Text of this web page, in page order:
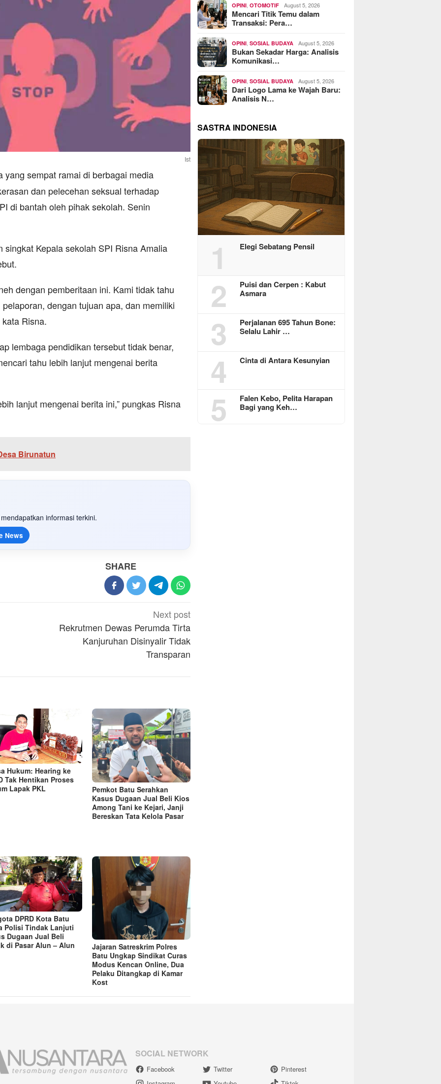
Ist
yang sempat ramai di berbagai media
dan pelecehan seksual terhadap
di bantah oleh pihak sekolah. Senin
Kepala sekolah SPI Risna Amalia
dengan pemberitaan ini. Kami tidak tahu
dengan tujuan apa, dan memiliki
Risna.
lembaga pendidikan tersebut tidak benar,
tahu lebih lanjut mengenai berita
lanjut mengenai berita ini,” pungkas Risna
Birunatun
informasi terkini.
News
SHARE
Next post
Rekrutmen Dewas Perumda Tirta
Kanjuruhan Disinyalir Tidak
Transparan
Hukum: Hearing ke
Tak Hentikan Proses
Lapak PKL
Pemkot Batu Serahkan
Kasus Dugaan Jual Beli Kios
Among Tani ke Kejari, Janji
Bereskan Tata Kelola Pasar
DPRD Kota Batu
Polisi Tindak Lanjuti
Dugaan Jual Beli
di Pasar Alun – Alun
Jajaran Satreskrim Polres
Batu Ungkap Sindikat Curas
Modus Kencan Online, Dua
Pelaku Ditangkap di Kamar
Kost
OPINI ,OTOMOTIF August 5, 2026
Mencari Titik Temu dalam
Transaksi: Pera…
OPINI ,SOSIAL BUDAYA August 5, 2026
Bukan Sekadar Harga: Analisis
Komunikasi…
OPINI ,SOSIAL BUDAYA August 5, 2026
Dari Logo Lama ke Wajah Baru:
Analisis N…
SASTRA INDONESIA
1 Elegi Sebatang Pensil
2
Puisi dan Cerpen : Kabut
Asmara
3
Perjalanan 695 Tahun Bone:
Selalu Lahir …
4 Cinta di Antara Kesunyian
5
Falen Kebo, Pelita Harapan
Bagi yang Keh…
SOCIAL NETWORK
Facebook Twitter
Pinterest